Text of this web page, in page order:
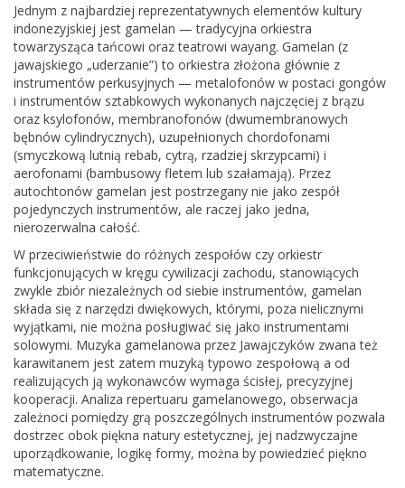
Jednym z najbardziej reprezentatywnych elementów kultury
indonezyjskiej jest gamelan — tradycyjna orkiestra
towarzysząca tańcowi oraz teatrowi wayang. Gamelan (z
jawajskiego „uderzanie”) to orkiestra złożona głównie z
instrumentów perkusyjnych — metalofonów w postaci gongów
i instrumentów sztabkowych wykonanych najczęciej z brązu
oraz ksylofonów, membranofonów (dwumembranowych
bębnów cylindrycznych), uzupełnionych chordofonami
(smyczkową lutnią rebab, cytrą, rzadziej skrzypcami) i
aerofonami (bambusowy fletem lub szałamają). Przez
autochtonów gamelan jest postrzegany nie jako zespół
pojedynczych instrumentów, ale raczej jako jedna,
nierozerwalna całość.
W przeciwieństwie do różnych zespołów czy orkiestr
funkcjonujących w kręgu cywilizacji zachodu, stanowiących
zwykle zbiór niezależnych od siebie instrumentów, gamelan
składa się z narzędzi dwiękowych, którymi, poza nielicznymi
wyjątkami, nie można posługiwać się jako instrumentami
solowymi. Muzyka gamelanowa przez Jawajczyków zwana też
karawitanem jest zatem muzyką typowo zespołową a od
realizujących ją wykonawców wymaga ścisłej, precyzyjnej
kooperacji. Analiza repertuaru gamelanowego, obserwacja
zależnoci pomiędzy grą poszczególnych instrumentów pozwala
dostrzec obok piękna natury estetycznej, jej nadzwyczajne
uporządkowanie, logikę formy, można by powiedzieć piękno
matematyczne.